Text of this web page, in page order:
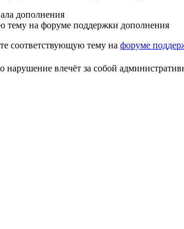
дополнения
тему на форуме поддержки дополнения
соответствующую тему на форуме
нарушение влечёт за собой